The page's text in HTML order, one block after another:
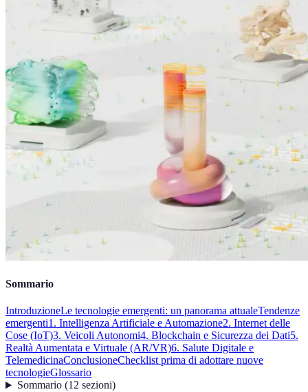
Sommario
IntroduzioneLe tecnologie emergenti: un panorama attualeTendenze
emergenti1. Intelligenza Artificiale e Automazione2. Internet delle
Cose (IoT)3. Veicoli Autonomi4. Blockchain e Sicurezza dei Dati5.
Realtà Aumentata e Virtuale (AR/VR)6. Salute Digitale e
TelemedicinaConclusioneChecklist prima di adottare nuove
tecnologieGlossario
Sommario(12 sezioni)